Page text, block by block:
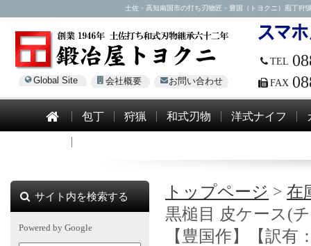
土佐・高知南国市の打ち刃物匠・豊国（トヨクニ）庖丁狩
Global Site 会社概要 お問い合わせ
TEL
FAX
包丁 狩猟 和式刃物 洋式ナイフ
トップページ > 在
黒槌目 皮ケース(
【豊国作】【訳
サイト内を検索する
Powered by Google